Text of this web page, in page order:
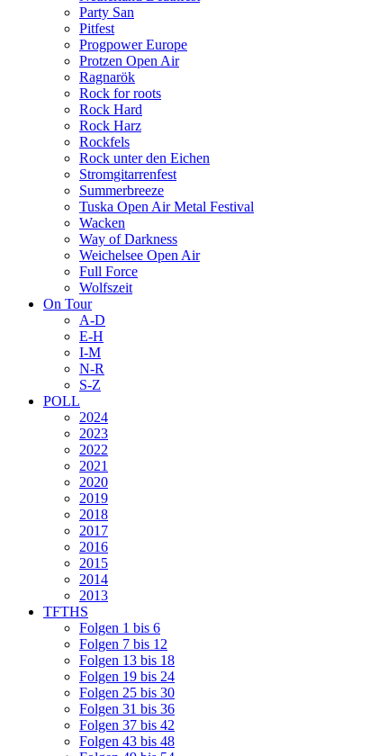
Party San
Pitfest
Progpower Europe
Protzen Open Air
Ragnarök
Rock for roots
Rock Hard
Rock Harz
Rockfels
Rock unter den Eichen
Stromgitarrenfest
Summerbreeze
Tuska Open Air Metal Festival
Wacken
Way of Darkness
Weichelsee Open Air
Full Force
Wolfszeit
On Tour
A-D
E-H
I-M
N-R
S-Z
POLL
2024
2023
2022
2021
2020
2019
2018
2017
2016
2015
2014
2013
TFTHS
Folgen 1 bis 6
Folgen 7 bis 12
Folgen 13 bis 18
Folgen 19 bis 24
Folgen 25 bis 30
Folgen 31 bis 36
Folgen 37 bis 42
Folgen 43 bis 48